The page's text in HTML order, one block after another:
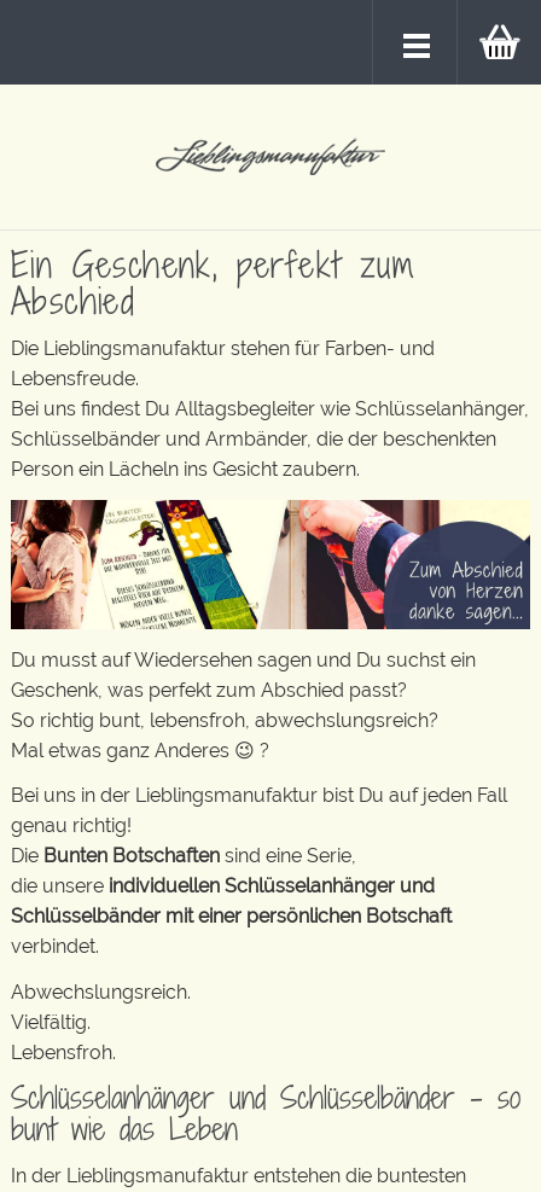
Ein Geschenk, perfekt zum
Abschied
Die Lieblingsmanufaktur stehen für Farben- und
Lebensfreude.
Bei uns findest Du Alltagsbegleiter wie Schlüsselanhänger,
Schlüsselbänder und Armbänder, die der beschenkten
Person ein Lächeln ins Gesicht zaubern.
Du musst auf Wiedersehen sagen und Du suchst ein
Geschenk, was perfekt zum Abschied passt?
So richtig bunt, lebensfroh, abwechslungsreich?
Mal etwas ganz Anderes 😉 ?
Bei uns in der Lieblingsmanufaktur bist Du auf jeden Fall
genau richtig!
Die Bunten Botschaften sind eine Serie,
die unsere individuellen Schlüsselanhänger und
Schlüsselbänder mit einer persönlichen Botschaft
verbindet.
Abwechslungsreich.
Vielfältig.
Lebensfroh.
Schlüsselanhänger und Schlüsselbänder – so
bunt wie das Leben
In der Lieblingsmanufaktur entstehen die buntesten